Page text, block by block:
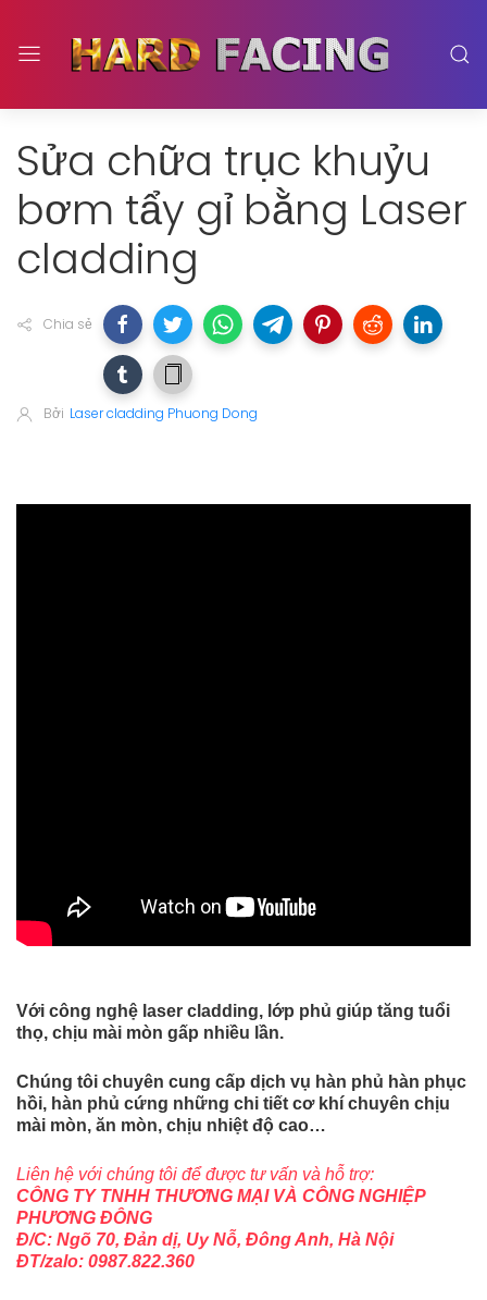
Sửa chữa trục khuỷu
bơm tẩy gỉ bằng Laser
cladding
Chia sẻ
Bởi Laser cladding Phuong Dong
Với công nghệ laser cladding, lớp phủ giúp tăng tuổi
thọ, chịu mài mòn gấp nhiều lần.
Chúng tôi chuyên cung cấp dịch vụ hàn phủ hàn phục
hồi, hàn phủ cứng những chi tiết cơ khí chuyên chịu
mài mòn, ăn mòn, chịu nhiệt độ cao…
Liên hệ với chúng tôi để được tư vấn và hỗ trợ:
CÔNG TY TNHH THƯƠNG MẠI VÀ CÔNG NGHIỆP
PHƯƠNG ĐÔNG
Đ/C: Ngõ 70, Đản dị, Uy Nỗ, Đông Anh, Hà Nội
ĐT/zalo: 0987.822.360